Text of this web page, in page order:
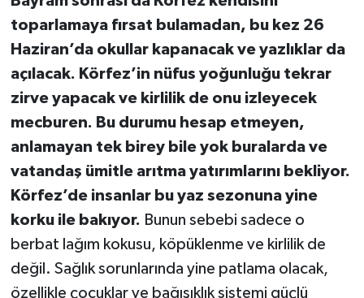
toparlamaya fırsat bulamadan, bu kez 26
Haziran’da okullar kapanacak ve yazlıklar da
açılacak. Körfez’in nüfus yoğunluğu tekrar
zirve yapacak ve kirlilik de onu izleyecek
mecburen. Bu durumu hesap etmeyen,
anlamayan tek birey bile yok buralarda ve
vatandaş ümitle arıtma yatırımlarını bekliyor.
Körfez’de insanlar bu yaz sezonuna yine
korku ile bakıyor. Bunun sebebi sadece o
berbat lağım kokusu, köpüklenme ve kirlilik de
değil. Sağlık sorunlarında yine patlama olacak,
özellikle çocuklar ve bağışıklık sistemi güçlü
SEYAHAT
SİYASET
Sındırgı
SPOR
Susurluk
TARİHTE BUGÜN